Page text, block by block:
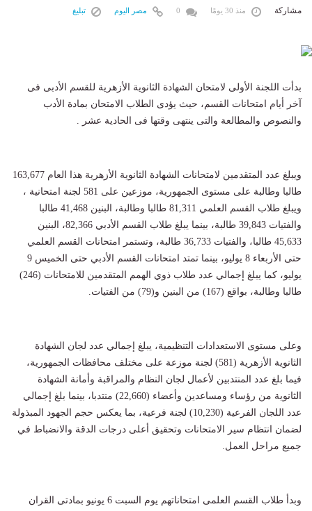
مشاركة منذ 30 يومًا مصر اليوم تبليغ
بدأت اللجنة الأولى لامتحان الشهادة الثانوية الأزهرية للقسم الأدبى فى
آخر أيام امتحانات القسم، حيث يؤدى الطلاب الامتحان بمادة الأدب
والنصوص والمطالعة والتى ينتهى وقتها فى الحادية عشر .
ويبلغ عدد المتقدمين لامتحانات الشهادة الثانوية الأزهرية هذا العام 163,677
طالبا وطالبة على مستوى الجمهورية، موزعين على 581 لجنة امتحانية ،
ويبلغ طلاب القسم العلمي 81,311 طالبا وطالبة، البنين 41,468 طالبا
والفتيات 39,843 طالبة، بينما يبلغ طلاب القسم الأدبي 82,366، البنين
45,633 طالبا، والفتيات 36,733 طالبة، وتستمر امتحانات القسم العلمي
حتى الأربعاء 8 يوليو، بينما تمتد امتحانات القسم الأدبي حتى الخميس 9
يوليو، كما يبلغ إجمالي عدد طلاب ذوي الهمم المتقدمين للامتحانات (246)
طالبا وطالبة، بواقع (167) من البنين و(79) من الفتيات.
وعلى مستوى الاستعدادات التنظيمية، يبلغ إجمالي عدد لجان الشهادة
الثانوية الأزهرية (581) لجنة موزعة على مختلف محافظات الجمهورية،
فيما بلغ عدد المنتدبين لأعمال لجان النظام والمراقبة وأمانة الشهادة
الثانوية من رؤساء ومساعدين وأعضاء (22,660) منتدبا، بينما بلغ إجمالي
عدد اللجان الفرعية (10,230) لجنة فرعية، بما يعكس حجم الجهود المبذولة
لضمان انتظام سير الامتحانات وتحقيق أعلى درجات الدقة والانضباط في
جميع مراحل العمل.
وبدأ طلاب القسم العلمى امتحاناتهم يوم السبت 6 يونيو بمادتى القران